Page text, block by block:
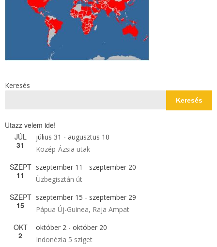
Keresés
Keresés
Utazz velem ide!
JÚL
31
július 31 - augusztus 10
Közép-Ázsia utak
SZEPT
11
szeptember 11 - szeptember 20
Üzbegisztán út
SZEPT
15
szeptember 15 - szeptember 29
Pápua Új-Guinea, Raja Ampat
OKT
2
október 2 - október 20
Indonézia 5 sziget